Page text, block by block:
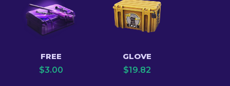
FREE
$3.00
GLOVE
$19.82